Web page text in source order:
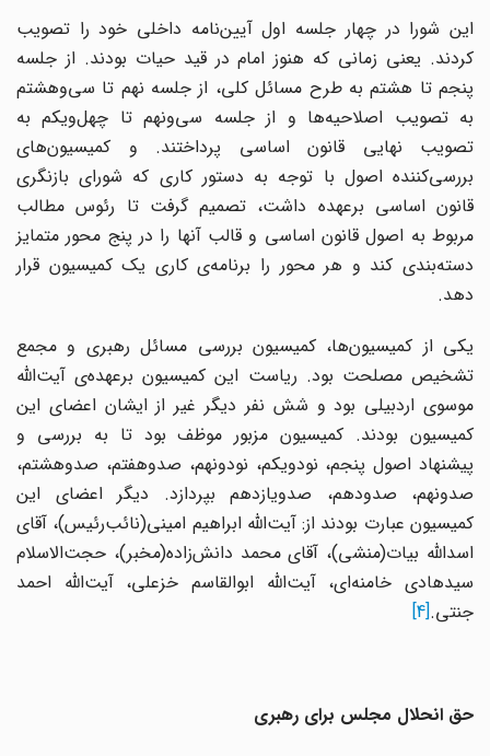
این شورا در چهار جلسه اول آیین‌نامه داخلی خود را تصویب
کردند. یعنی زمانی که هنوز امام در قید حیات بودند. از جلسه
پنجم تا هشتم به طرح مسائل کلی، از جلسه نهم تا سی‌وهشتم
به تصویب اصلاحیه‌ها و از جلسه سی‌ونهم تا چهل‌ویکم به
تصویب نهایی قانون اساسی پرداختند. و کمیسیون‌های
بررسی‌کننده اصول با توجه به دستور کاری که شورای بازنگری
قانون اساسی برعهده داشت، تصمیم گرفت تا رئوس مطالب
مربوط به اصول قانون اساسی و قالب آنها را در پنج محور متمایز
دسته‌بندی کند و هر محور را برنامه‌ی کاری یک کمیسیون قرار
دهد.
یکی از کمیسیون‌ها، کمیسیون بررسی مسائل رهبری و مجمع
تشخیص مصلحت بود. ریاست این کمیسیون برعهده‌ی آیت‌الله
موسوی اردبیلی بود و شش نفر دیگر غیر از ایشان اعضای این
کمیسیون بودند. کمیسیون مزبور موظف بود تا به بررسی و
پیشنهاد اصول پنجم، نودویکم، نودونهم، صدوهفتم، صدوهشتم،
صدونهم، صدودهم، صدویازدهم بپردازد. دیگر اعضای این
کمیسیون عبارت بودند از: آیت‌الله ابراهیم امینی(نائب‌رئیس)، آقای
اسدالله بیات(منشی)، آقای محمد دانش‌زاده(مخبر)، حجت‌الاسلام
سیدهادی خامنه‌ای، آیت‌الله ابوالقاسم خزعلی، آیت‌الله احمد
جنتی.[4]
حق انحلال مجلس برای رهبری